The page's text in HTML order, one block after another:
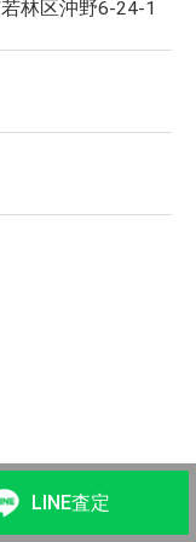
林区沖野6-24-1
LINE査定